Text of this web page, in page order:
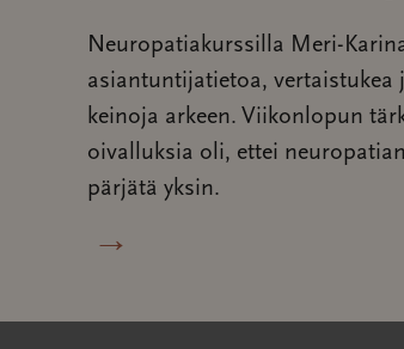
Neuropatiakurssilla Meri-
asiantuntijatietoa, vertaistukea
keinoja arkeen. Viikonlopun
oivalluksia oli, ettei
pärjätä yksin.
→